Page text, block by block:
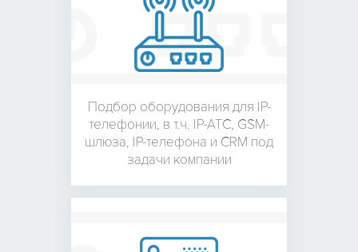
Подбор оборудования для IP-
телефонии, в т.ч. IP-АТС, GSM-
шлюза, IP-телефона и CRM под
задачи компании